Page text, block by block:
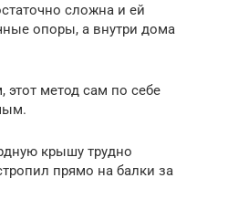
сложна и ей
опоры, а внутри дома
этот метод сам по себе
крышу трудно
прямо на балки за